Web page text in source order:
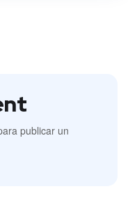
publicar un